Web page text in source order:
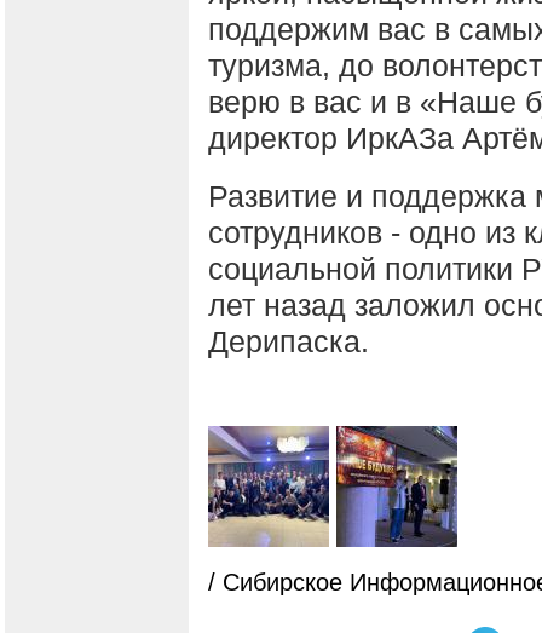
поддержим вас в
туризма, до
верю в вас и в «Наше
директор ИркАЗа
Развитие и
сотрудников - одно из
социальной политики
лет назад заложил
Дерипаска.
/ Сибирское